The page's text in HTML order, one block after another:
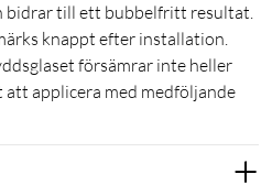
bidrar till ett bubbelfritt resultat.
knappt efter installation.
försämrar inte heller
applicera med medföljande